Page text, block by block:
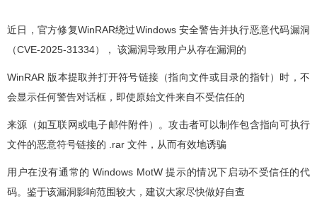
近日，官方修复WinRAR绕过Windows 安全警告并执行恶意代码漏洞
（CVE-2025-31334）， 该漏洞导致用户从存在漏洞的
WinRAR 版本提取并打开符号链接（指向文件或目录的指针）时，不
会显示任何警告对话框，即使原始文件来自不受信任的
来源（如互联网或电子邮件附件）。攻击者可以制作包含指向可执行
文件的恶意符号链接的 .rar 文件，从而有效地诱骗
用户在没有通常的 Windows MotW 提示的情况下启动不受信任的代
码。鉴于该漏洞影响范围较大，建议大家尽快做好自查